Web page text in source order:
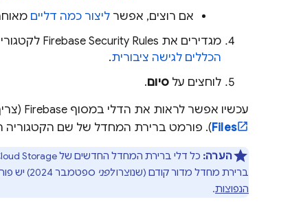
אם רוצים, אפשר ליצור כמה דליים
מגדירים את Firebase Security Rules
הכללים לגישה ציבורית.
לוחצים על סיום.
עכשיו אפשר לראות את הדלי במסוף Firebase
Files). פורמט ברירת המחדל של שם הקטגוריה
הערה: כל דלי ברירת המחדל החדשים שלStorage
ברירת מחדל מדור קודם (שנוצרולפני ספטמבר 2024 ) יש
הנפוצות.